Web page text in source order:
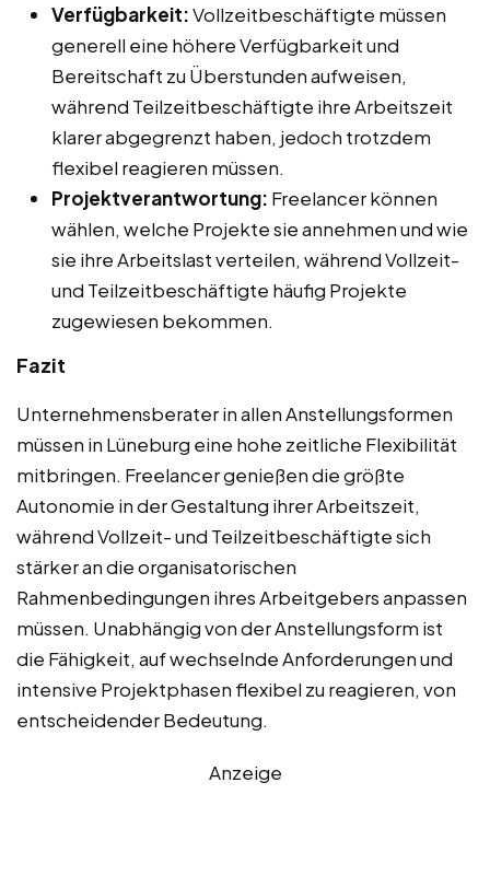
Verfügbarkeit:Vollzeitbeschäftigte müssen
generell eine höhere Verfügbarkeit und
Bereitschaft zu Überstunden aufweisen,
während Teilzeitbeschäftigte ihre Arbeitszeit
klarer abgegrenzt haben, jedoch trotzdem
flexibel reagieren müssen.
Projektverantwortung: Freelancer können
wählen, welche Projekte sie annehmen und wie
sie ihre Arbeitslast verteilen, während Vollzeit-
und Teilzeitbeschäftigte häufig Projekte
zugewiesen bekommen.
Fazit
Unternehmensberater in allen Anstellungsformen
müssen in Lüneburg eine hohe zeitliche Flexibilität
mitbringen. Freelancer genießen die größte
Autonomie in der Gestaltung ihrer Arbeitszeit,
während Vollzeit- und Teilzeitbeschäftigte sich
stärker an die organisatorischen
Rahmenbedingungen ihres Arbeitgebers anpassen
müssen. Unabhängig von der Anstellungsform ist
die Fähigkeit, auf wechselnde Anforderungen und
intensive Projektphasen flexibel zu reagieren, von
entscheidender Bedeutung.
Anzeige